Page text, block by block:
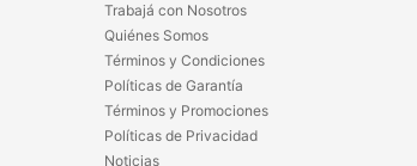
Trabajá con Nosotros
Quiénes Somos
Términos y Condiciones
Políticas de Garantía
Términos y Promociones
Políticas de Privacidad
Noticias